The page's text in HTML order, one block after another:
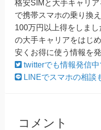
格安SIMと大手キャリ
で携帯スマホの乗り換
100万円以上得をしま
の大手キャリアをはじ
安くお得に使う情報を
twitterでも情報発信中
LINEでスマホの相談
コメント